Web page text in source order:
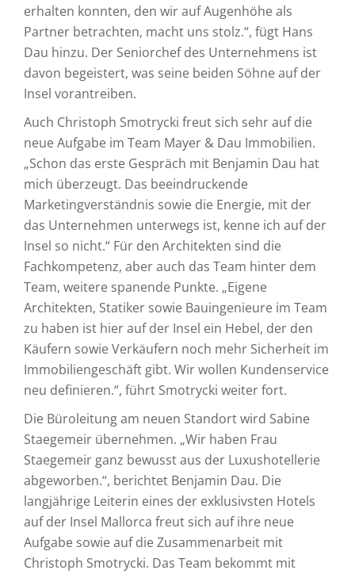
erhalten konnten, den wir auf Augenhöhe als
Partner betrachten, macht uns stolz.“, fügt Hans
Dau hinzu. Der Seniorchef des Unternehmens ist
davon begeistert, was seine beiden Söhne auf der
Insel vorantreiben.
Auch Christoph Smotrycki freut sich sehr auf die
neue Aufgabe im Team Mayer & Dau Immobilien.
„Schon das erste Gespräch mit Benjamin Dau hat
mich überzeugt. Das beeindruckende
Marketingverständnis sowie die Energie, mit der
das Unternehmen unterwegs ist, kenne ich auf der
Insel so nicht.“ Für den Architekten sind die
Fachkompetenz, aber auch das Team hinter dem
Team, weitere spanende Punkte. „Eigene
Architekten, Statiker sowie Bauingenieure im Team
zu haben ist hier auf der Insel ein Hebel, der den
Käufern sowie Verkäufern noch mehr Sicherheit im
Immobiliengeschäft gibt. Wir wollen Kundenservice
neu definieren.“, führt Smotrycki weiter fort.
Die Büroleitung am neuen Standort wird Sabine
Staegemeir übernehmen. „Wir haben Frau
Staegemeir ganz bewusst aus der Luxushotellerie
abgeworben.“, berichtet Benjamin Dau. Die
langjährige Leiterin eines der exklusivsten Hotels
auf der Insel Mallorca freut sich auf ihre neue
Aufgabe sowie auf die Zusammenarbeit mit
Christoph Smotrycki. Das Team bekommt mit